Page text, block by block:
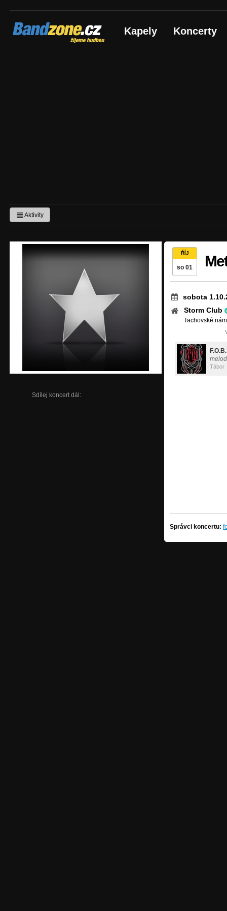
Bandzone.cz
žijeme hudbou Kapely Koncerty
Aktivity
Sdílej koncert dál:
ŘÍJ
so 01
sobota
Storm Club
Tachovské
F.O.B.
Tábor
Správci koncertu: